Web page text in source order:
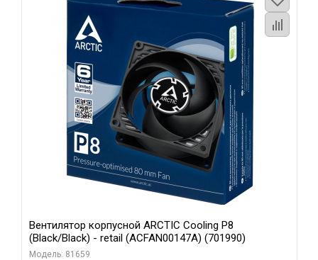
Вентилятор корпусной ARCTIC Cooling P8
(Black/Black) - retail (ACFAN00147A) (701990)
Модель: 81659